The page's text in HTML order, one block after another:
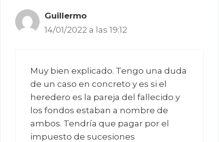
Guillermo
14/01/2022 a las 19:12
Muy bien explicado. Tengo una duda
de un caso en concreto y es si el
heredero es la pareja del fallecido y
los fondos estaban a nombre de
ambos. Tendría que pagar por el
impuesto de sucesiones